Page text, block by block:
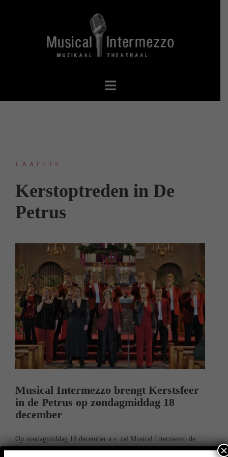
LAATSTE
Kerstoptreden in De
Petrus
Musical Intermezzo brengt Kerstsfeer
in de Petrus op zondagmiddag 18
december
Op zondagmiddag 18 december a.s. zal Musical Intermezzo de
Petrus aan de Heuvel in Vught in Kerstsferen brengen. Zij hebben
×